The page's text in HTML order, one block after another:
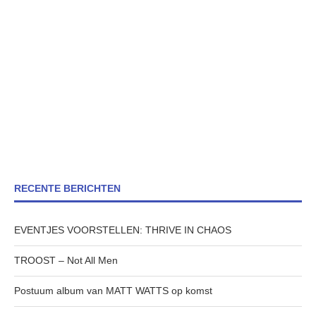
RECENTE BERICHTEN
EVENTJES VOORSTELLEN: THRIVE IN CHAOS
TROOST – Not All Men
Postuum album van MATT WATTS op komst